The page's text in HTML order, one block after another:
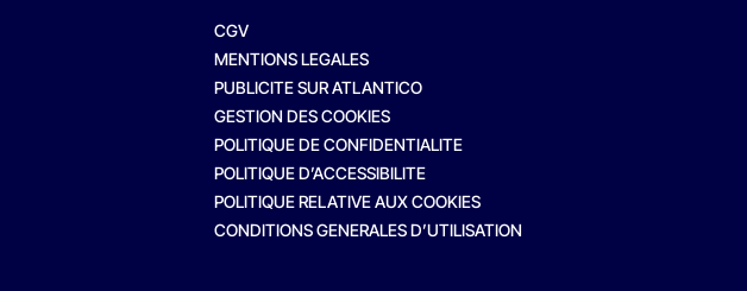
CGV
MENTIONS LEGALES
PUBLICITE SUR ATLANTICO
GESTION DES COOKIES
POLITIQUE DE CONFIDENTIALITE
POLITIQUE D’ACCESSIBILITE
POLITIQUE RELATIVE AUX COOKIES
CONDITIONS GENERALES D’UTILISATION